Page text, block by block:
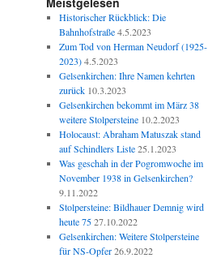
Historischer Rückblick: Die
Bahnhofstraße 4.5.2023
Zum Tod von Herman Neudorf (1925-
2023) 4.5.2023
Gelsenkirchen: Ihre Namen kehrten
zurück 10.3.2023
Gelsenkirchen bekommt im März 38
weitere Stolpersteine 10.2.2023
Holocaust: Abraham Matuszak stand
auf Schindlers Liste 25.1.2023
Was geschah in der Pogromwoche im
November 1938 in Gelsenkirchen?
9.11.2022
Stolpersteine: Bildhauer Demnig wird
heute 75 27.10.2022
Gelsenkirchen: Weitere Stolpersteine
für NS-Opfer 26.9.2022